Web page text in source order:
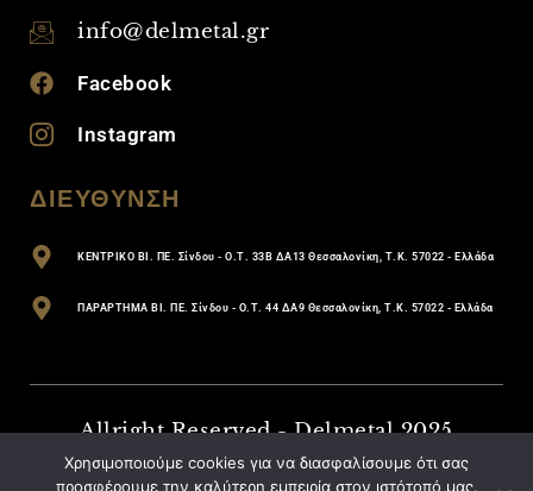
info@delmetal.gr
Facebook
Instagram
ΔΙΕΥΘΥΝΣΗ
ΚΕΝΤΡΙΚΟ ΒΙ. ΠΕ. Σίνδου - Ο.Τ. 33Β ΔΑ13 Θεσσαλονίκη, Τ.Κ. 57022 - Ελλάδα
ΠΑΡΑΡΤΗΜΑ ΒΙ. ΠΕ. Σίνδου - Ο.Τ. 44 ΔΑ9 Θεσσαλονίκη, Τ.Κ. 57022 - Ελλάδα
Allright Reserved - Delmetal 2025
BACK TO TOP
Χρησιμοποιούμε cookies για να διασφαλίσουμε ότι σας
προσφέρουμε την καλύτερη εμπειρία στον ιστότοπό μας.